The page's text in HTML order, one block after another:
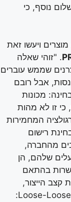
נוסף, כי
ויעשו זאת
. "זוהי שאלה
שממש עוברים
אבל רובם
מכונות
כי זו לא מהות
המחמירות
רישום
מהחברה,
שלהם, הן
בהתאם
קצב הייצור,
ובעצם מביאים את היצרן למצב של Loose-Loose-Loose: